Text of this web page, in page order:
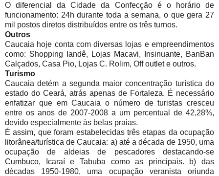
O diferencial da Cidade da Confecção é o horário de
funcionamento: 24h durante toda a semana, o que gera 27
mil postos diretos distribuídos entre os três turnos.
Outros
Caucaia hoje conta com diversas lojas e empreendimentos
como: Shopping Iandê, Lojas Macavi, Insinuante, BanBan
Calçados, Casa Pio, Lojas C. Rolim, Off outlet e outros.
Turismo
Caucaia detém a segunda maior concentração turística do
estado do Ceará, atrás apenas de Fortaleza. É necessário
enfatizar que em Caucaia o número de turistas cresceu
entre os anos de 2007-2008 a um percentual de 42,28%,
devido especialmente às belas praias.
É assim, que foram estabelecidas três etapas da ocupação
litorânea/turística de Caucaia: a) até a década de 1950, uma
ocupação de aldeias de pescadores destacando-se
Cumbuco, Icaraí e Tabuba como as principais. b) das
décadas 1950-1980, uma ocupação veranista oriunda